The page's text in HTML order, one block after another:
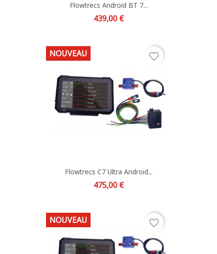
Flowtrecs Android BT 7...
Prix
439,00 €
Flowtrecs C7 Ultra Android...
Prix
475,00 €
NOUVEAU favorite_border
NOUVEAU favorite_border